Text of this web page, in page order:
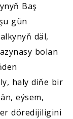
Baş
gün
däl,
bolan
haly diňe bir
eýsem,
döredijiligini